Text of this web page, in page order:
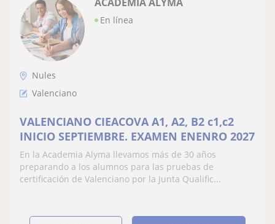
En línea
Nules
Valenciano
VALENCIANO CIEACOVA A1, A2, B2 c1,c2
INICIO SEPTIEMBRE. EXAMEN ENENRO 2027
En la Academia Alyma llevamos más de 30 años
preparando a los alumnos para las pruebas de
certificación de Valenciano por la Junta Qualific...